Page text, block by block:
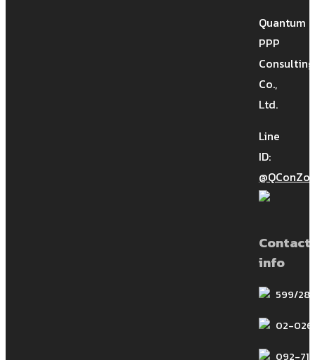
Quantum
PPP
Consulting
Co.,
Ltd.
Line
ID:
@QConZol
Contact
info
599/28
02-
092-